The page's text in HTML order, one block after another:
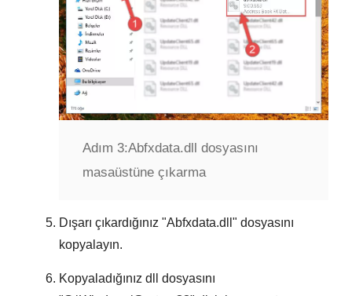
Adım 3:Abfxdata.dll dosyasını
masaüstüne çıkarma
Dışarı çıkardığınız "Abfxdata.dll " dosyasını
kopyalayın.
Kopyaladığınız dll dosyasını